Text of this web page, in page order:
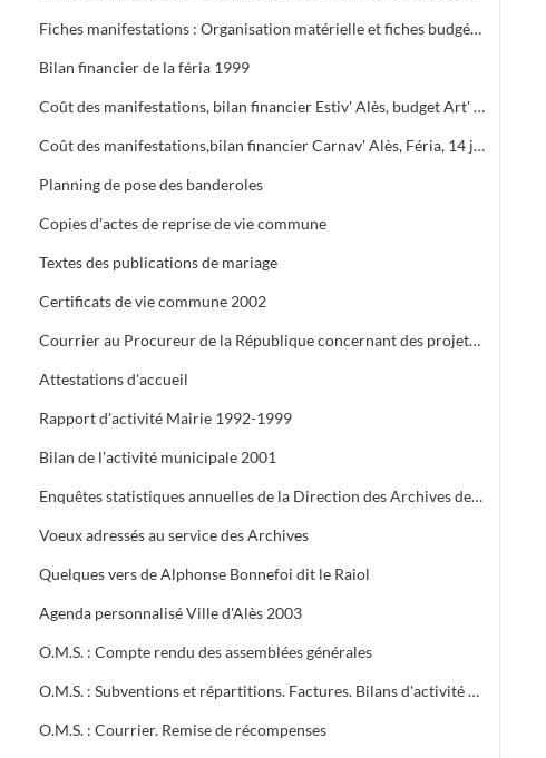
Fiches manifestations : Organisation matérielle et fiches budgétaires
Bilan financier de la féria 1999
Coût des manifestations, bilan financier Estiv' Alès, budget Art' Alès
Coût des manifestations,bilan financier Carnav' Alès, Féria, 14 juillet, Estiv' Alès, fête de la châtaigne
Planning de pose des banderoles
Copies d'actes de reprise de vie commune
Textes des publications de mariage
Certificats de vie commune 2002
Courrier au Procureur de la République concernant des projets de mariage dont les dossiers administratifs ne sont pas réglés
Attestations d'accueil
Rapport d'activité Mairie 1992-1999
Bilan de l'activité municipale 2001
Enquêtes statistiques annuelles de la Direction des Archives de France
Voeux adressés au service des Archives
Quelques vers de Alphonse Bonnefoi dit le Raiol
Agenda personnalisé Ville d'Alès 2003
O.M.S. : Compte rendu des assemblées générales
O.M.S. : Subventions et répartitions. Factures. Bilans d'activité Conventions avec la ville
O.M.S. : Courrier. Remise de récompenses